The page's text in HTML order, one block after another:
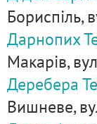
Бориспіль,
Дарнопих
Макарів,
Деребера
Вишневе,